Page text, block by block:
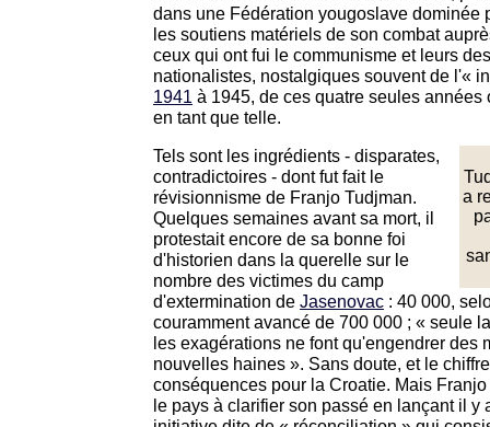
dans une Fédération yougoslave dominée
les soutiens matériels de son combat
ceux qui ont fui le communisme et leurs
nationalistes, nostalgiques souvent de l'«
1941 à 1945, de ces quatre seules
en tant que telle.
a
Tels sont les ingrédients - disparates,
contradictoires - dont fut fait le
révisionnisme de Franjo Tudjman.
Quelques semaines avant sa mort, il
protestait encore de sa bonne foi
d'historien dans la querelle sur le
nombre des victimes du camp
d'extermination de Jasenovac : 40 000,
couramment avancé de 700 000 ; « seule
les exagérations ne font qu'engendrer des
nouvelles haines ». Sans doute, et le
conséquences pour la Croatie. Mais
le pays à clarifier son passé en lançant il y